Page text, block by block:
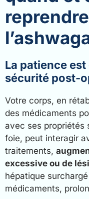
reprendre
La patience
sécurité post-
Votre corps, en
des médicaments
avec ses propriétés
foie, peut interagir
traitements,
excessive ou de
hépatique
médicaments,